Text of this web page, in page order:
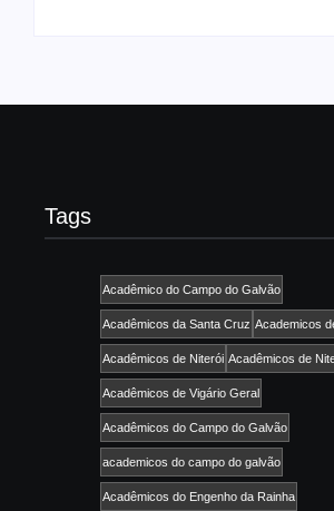
Tags
Acadêmico do Campo do Galvão
Acadêmicos da Santa Cruz Academicos
Acadêmicos de Niterói Acadêmicos de
Acadêmicos de Vigário Geral
Acadêmicos do Campo do Galvão
academicos do campo do galvão
Acadêmicos do Engenho da Rainha